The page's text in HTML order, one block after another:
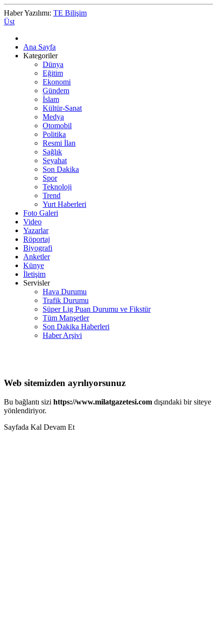
Haber Yazılımı: TE Bilişim
Üst
Ana Sayfa
Kategoriler
Dünya
Eğitim
Ekonomi
Gündem
İslam
Kültür-Sanat
Medya
Otomobil
Politika
Resmi İlan
Sağlık
Seyahat
Son Dakika
Spor
Teknoloji
Trend
Yurt Haberleri
Foto Galeri
Video
Yazarlar
Röportaj
Biyografi
Anketler
Künye
İletişim
Servisler
Hava Durumu
Trafik Durumu
Süper Lig Puan Durumu ve Fikstür
Tüm Manşetler
Son Dakika Haberleri
Haber Arşivi
Web sitemizden ayrılıyorsunuz
Bu bağlantı sizi https://www.milatgazetesi.com dışındaki bir siteye
yönlendiriyor.
Sayfada Kal Devam Et